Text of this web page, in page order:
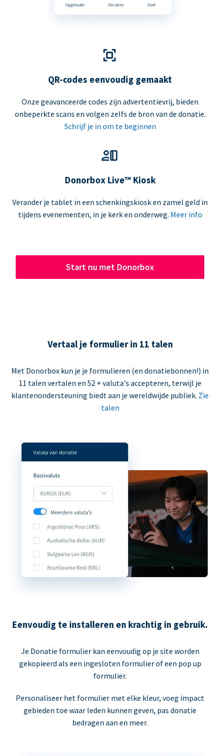
QR-codes eenvoudig gemaakt
Onze geavanceerde codes zijn advertentievrij, bieden
onbeperkte scans en volgen zelfs de bron van de donatie.
Schrijf je in om te beginnen
Donorbox Live™ Kiosk
Verander je tablet in een schenkingskiosk en zamel geld in
tijdens evenementen, in je kerk en onderweg. Meer info
Start nu met Donorbox
Vertaal je formulier in 11 talen
Met Donorbox kun je je formulieren (en donatiebonnen!) in
11 talen vertalen en 52 + valuta's accepteren, terwijl je
klantenondersteuning biedt aan je wereldwijde publiek. Zie
talen
Eenvoudig te installeren en krachtig in gebruik.
Je Donatie formulier kan eenvoudig op je site worden
gekopieerd als een ingesloten formulier of een pop up
formulier.
Personaliseer het formulier met elke kleur, voeg impact
gebieden toe waar leden kunnen geven, pas donatie
bedragen aan en meer.